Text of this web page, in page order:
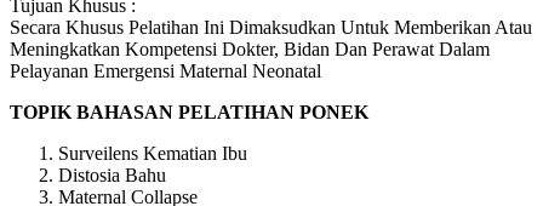
Tujuan Khusus :
Secara Khusus Pelatihan Ini Dimaksudkan Untuk Memberikan Atau
Meningkatkan Kompetensi Dokter, Bidan Dan Perawat Dalam
Pelayanan Emergensi Maternal Neonatal
TOPIK BAHASAN PELATIHAN PONEK
Surveilens Kematian Ibu
Distosia Bahu
Maternal Collapse